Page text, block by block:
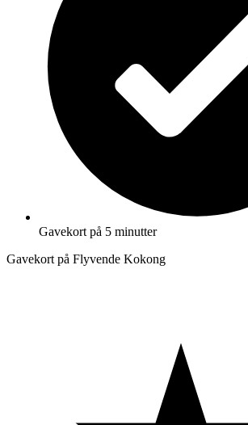
Gavekort på 5 minutter
Gavekort på Flyvende Kokong